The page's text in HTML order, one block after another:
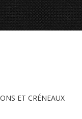
ET CRÉNEAUX